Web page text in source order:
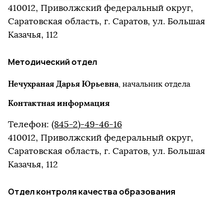
410012, Приволжский федеральный округ,
Саратовская область, г. Саратов, ул. Большая
Казачья, 112
Методический отдел
Нечухраная Дарья Юрьевна, начальник отдела
Контактная информация
Телефон: (845-2)-49-46-16
410012, Приволжский федеральный округ,
Саратовская область, г. Саратов, ул. Большая
Казачья, 112
Отдел контроля качества образования